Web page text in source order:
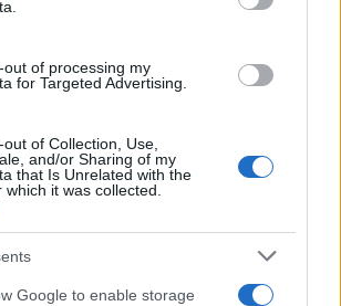
out of processing my
for Targeted Advertising.
of Collection, Use,
and/or Sharing of my
that Is Unrelated with the
it was collected.
Google to enable storage